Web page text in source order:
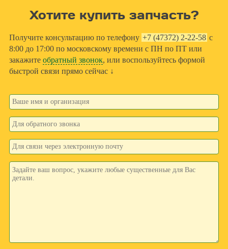
Хотите купить запчасть?
Получите консультацию по телефону +7 (47372) 2-22-58 с
8:00 до 17:00 по московскому времени с ПН по ПТ или
закажите обратный звонок, или воспользуйтесь формой
быстрой связи прямо сейчас ↓